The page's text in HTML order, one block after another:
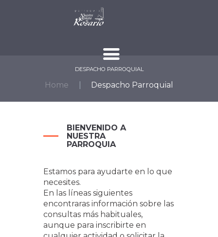
DESPACHO PARROQUIAL
Home Despacho Parroquial
BIENVENIDO A
NUESTRA
PARROQUIA
Estamos para ayudarte en lo que
necesites.
En las líneas siguientes
encontraras información sobre las
consultas más habituales,
aunque para inscribirte en